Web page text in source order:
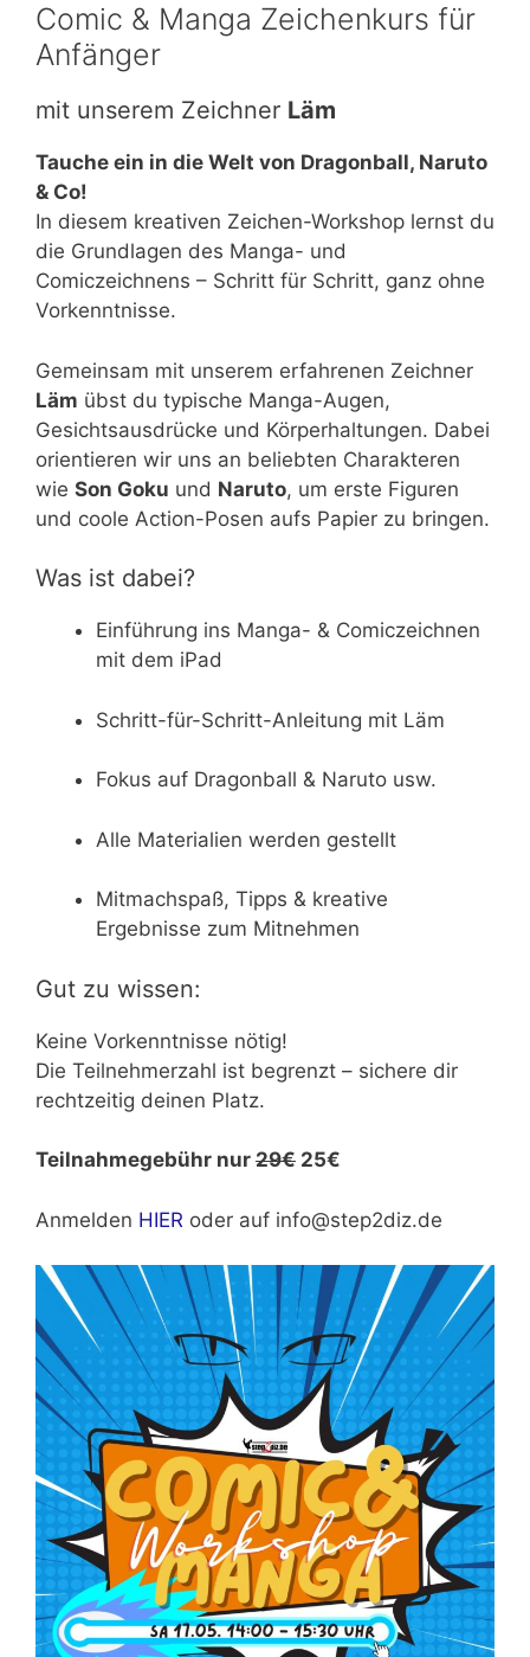
Comic & Manga Zeichenkurs für
Anfänger
mit unserem Zeichner Läm
Tauche ein in die Welt von Dragonball, Naruto
& Co!
In diesem kreativen Zeichen-Workshop lernst du
die Grundlagen des Manga- und
Comiczeichnens – Schritt für Schritt, ganz ohne
Vorkenntnisse.
Gemeinsam mit unserem erfahrenen Zeichner
Läm übst du typische Manga-Augen,
Gesichtsausdrücke und Körperhaltungen. Dabei
orientieren wir uns an beliebten Charakteren
wie Son Goku und Naruto, um erste Figuren
und coole Action-Posen aufs Papier zu bringen.
Was ist dabei?
Einführung ins Manga- & Comiczeichnen
mit dem iPad
Schritt-für-Schritt-Anleitung mit Läm
Fokus auf Dragonball & Naruto usw.
Alle Materialien werden gestellt
Mitmachspaß, Tipps & kreative
Ergebnisse zum Mitnehmen
Gut zu wissen:
Keine Vorkenntnisse nötig!
Die Teilnehmerzahl ist begrenzt – sichere dir
rechtzeitig deinen Platz.
Teilnahmegebühr nur 29€ 25€
Anmelden HIER oder auf info@step2diz.de